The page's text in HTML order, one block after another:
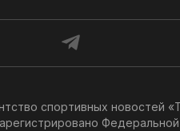
спортивных новостей